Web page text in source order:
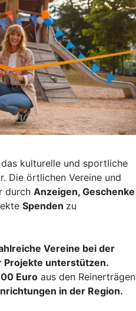
kulturelle und sportliche
Die örtlichen Vereine und
durch Anzeigen, Geschenke
Spenden zu
Vereine bei der
Projekte unterstützen.
Euro aus den Reinerträgen
in der Region.